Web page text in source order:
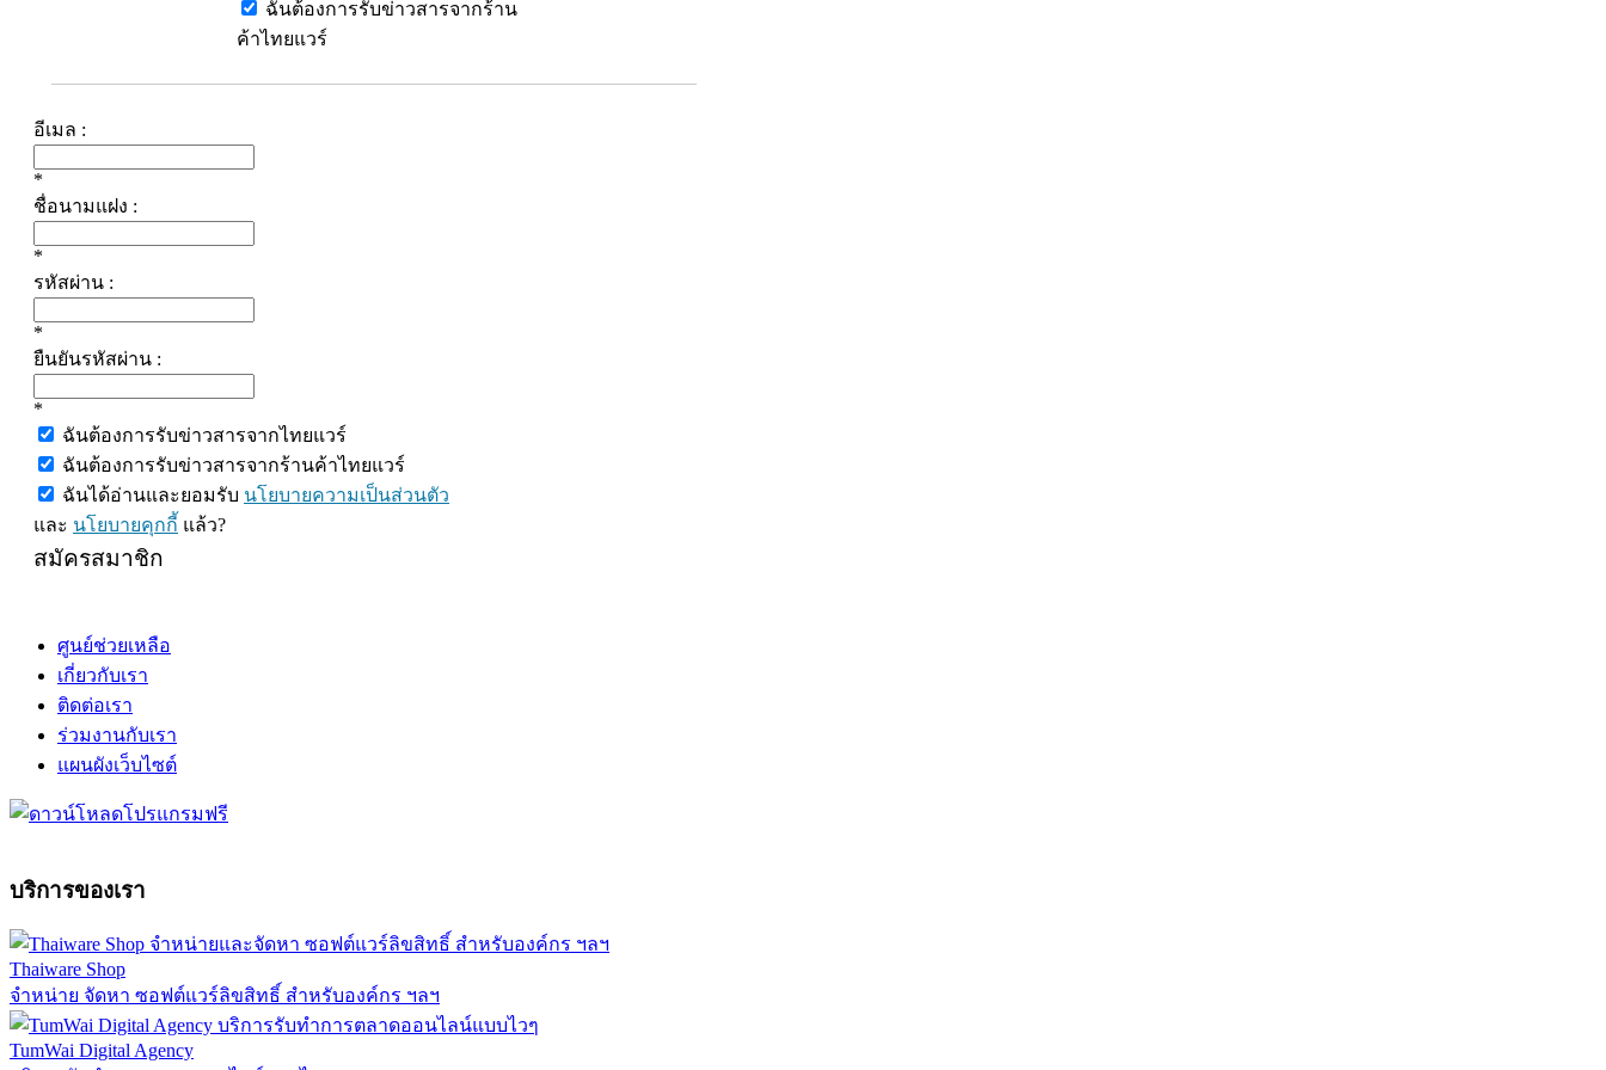
ฉันต้องการรับข่าวสารจากร้าน
ค้าไทยแวร์
อีเมล :
*
ชื่อนามแฝง :
*
รหัสผ่าน :
*
ยืนยันรหัสผ่าน :
*
ฉันต้องการรับข่าวสารจากไทยแวร์
ฉันต้องการรับข่าวสารจากร้านค้าไทยแวร์
ฉันได้อ่านและยอมรับ นโยบายความเป็นส่วนตัว
และ นโยบายคุกกี้ แล้ว?
สมัครสมาชิก
ศูนย์ช่วยเหลือ
เกี่ยวกับเรา
ติดต่อเรา
ร่วมงานกับเรา
แผนผังเว็บไซต์
บริการของเรา
Thaiware Shop
จำหน่าย จัดหา ซอฟต์แวร์ลิขสิทธิ์ สำหรับองค์กร ฯลฯ
TumWai Digital Agency